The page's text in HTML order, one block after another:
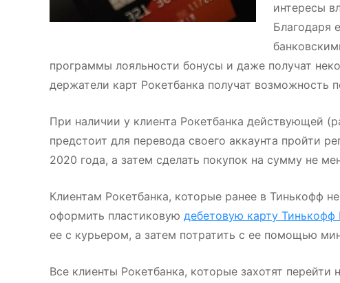
интересы
Благодаря
программы лояльности бонусы и даже получат
держатели карт Рокетбанка получат возможность
При наличии у клиента Рокетбанка действующей
предстоит для перевода своего аккаунта пройти
2020 года, а затем сделать покупок на сумму не
Клиентам Рокетбанка, которые ранее в Тинькофф
оформить пластиковую дебетовую карту
ее с курьером, а затем потратить с ее помощью
Все клиенты Рокетбанка, которые захотят